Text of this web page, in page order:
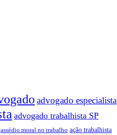
advogado especialista
advogado trabalhista SP
assédio moral no trabalho ação trabalhista